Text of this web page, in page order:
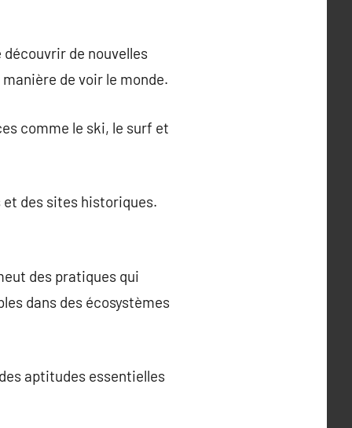
de nouvelles
de voir le monde.
comme le ski, le surf et
des sites historiques.
des pratiques qui
dans des écosystèmes
aptitudes essentielles